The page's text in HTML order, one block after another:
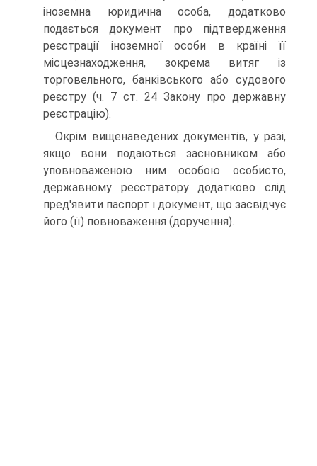
іноземна юридична особа, додат­ково
подається документ про підтвердження
реєстрації іно­земної особи в країні її
місцезнаходження, зокрема витяг із
торговельного, банківського або судового
реєстру (ч. 7 ст. 24 Закону про державну
реєстрацію).
Окрім вищенаведених документів, у разі,
якщо вони по­даються засновником або
уповноваженою ним особою осо­бисто,
державному реєстратору додатково слід
пред'явити паспорт і документ, що засвідчує
його (її) повноваження (доручення).